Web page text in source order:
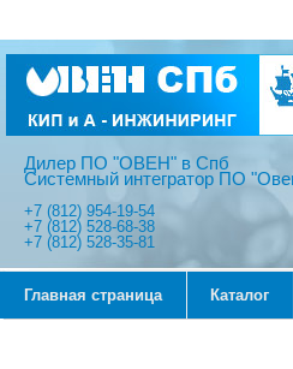
Главная страница Каталог
Дилер ПО "ОВЕН" в Спб
Системный интегратор ПО
+7 (812) 954-19-54
+7 (812) 528-68-38
+7 (812) 528-35-81